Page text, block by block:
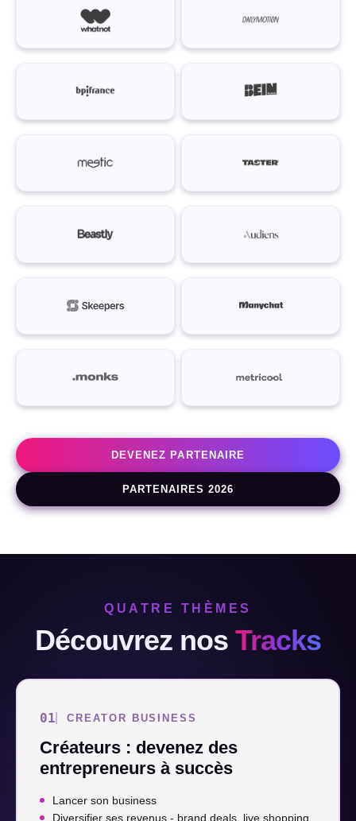
DEVENEZ PARTENAIRE
PARTENAIRES 2026
QUATRE THÈMES
Découvrez nos Tracks
01 CREATOR BUSINESS
Créateurs : devenez des
entrepreneurs à succès
Lancer son business
Diversifier ses revenus - brand deals, live shopping,